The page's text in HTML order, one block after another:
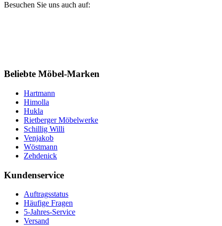
Besuchen Sie uns auch auf:
Beliebte Möbel-Marken
Hartmann
Himolla
Hukla
Rietberger Möbelwerke
Schillig Willi
Venjakob
Wöstmann
Zehdenick
Kundenservice
Auftragsstatus
Häufige Fragen
5-Jahres-Service
Versand